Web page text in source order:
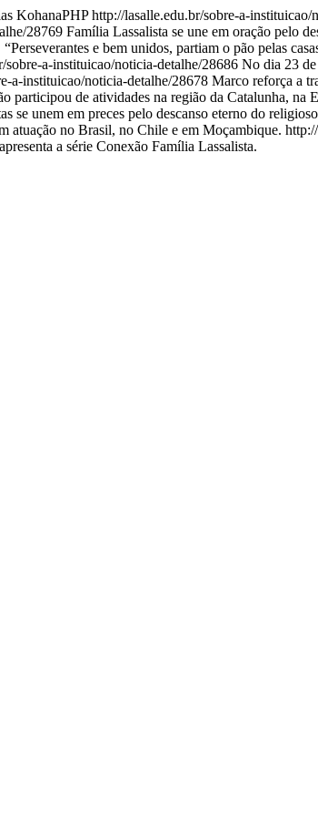
KohanaPHP http://lasalle.edu.br/sobre-a-instituicao/
28769 Família Lassalista se une em oração pelo
e bem unidos, partiam o pão pelas
sobre-a-instituicao/noticia-detalhe/28686 No dia 23 de
a-instituicao/noticia-detalhe/28678 Marco reforça a
participou de atividades na região da Catalunha, na
se unem em preces pelo descanso eterno do religioso
atuação no Brasil, no Chile e em Moçambique.
a série Conexão Família Lassalista.